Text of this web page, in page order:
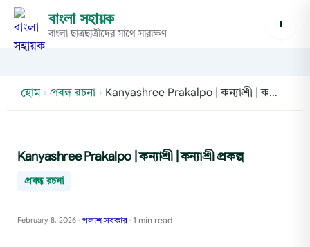
বাংলা সহায়ক
বাংলা ছাত্রছাত্রীদের সাথে সারাক্ষণ
হোম › প্রবন্ধ রচনা › Kanyashree Prakalpo | কন্যাশ্রী | কন্যাশ্রী প্রকল্প
Kanyashree Prakalpo | কন্যাশ্রী | কন্যাশ্রী প্রকল্প
প্রবন্ধ রচনা
February 8, 2026 • পলাশ সরকার • 1 min read